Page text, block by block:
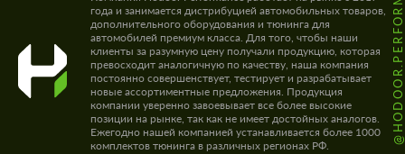
@HODOOR.PERFORMANCE
года и занимается дистрибуцией автомобильных товаров,
дополнительного оборудования и тюнинга для
автомобилей премиум класса. Для того, чтобы наши
клиенты за разумную цену получали продукцию, которая
превосходит аналогичную по качеству, наша компания
постоянно совершенствует, тестирует и разрабатывает
новые ассортиментные предложения. Продукция
компании уверенно завоевывает все более высокие
позиции на рынке, так как не имеет достойных аналогов.
Ежегодно нашей компанией устанавливается более 1000
комплектов тюнинга в различных регионах РФ.